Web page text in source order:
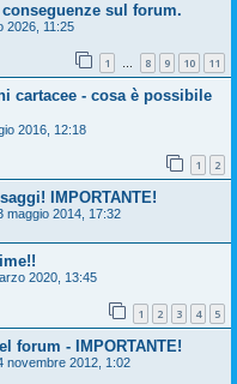
sul forum.
2026, 11:25
1 … 8 9 10 11
cartacee - cosa è possibile
2016, 12:18
1 2
IMPORTANTE!
maggio 2014, 17:32
2020, 13:45
1 2 3 4 5
forum - IMPORTANTE!
novembre 2012, 1:02